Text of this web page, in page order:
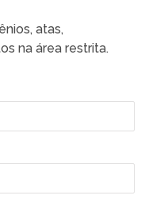
atas,
na área restrita.